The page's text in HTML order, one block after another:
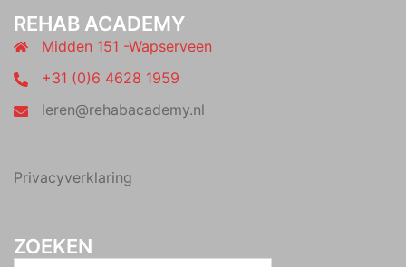
REHAB ACADEMY
Midden 151 -Wapserveen
+31 (0)6 4628 1959
leren@rehabacademy.nl
Privacyverklaring
ZOEKEN